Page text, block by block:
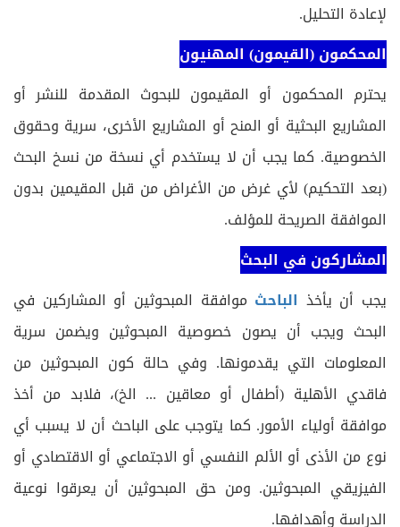
لإعادة التحليل.
المحكمون (القيمون) المهنيون
يحترم المحكمون أو المقيمون للبحوث المقدمة للنشر أو
المشاريع البحثية أو المنح أو المشاريع الأخرى، سرية وحقوق
الخصوصية. كما يجب أن لا يستخدم أي نسخة من نسخ البحث
(بعد التحكيم) لأي غرض من الأغراض من قبل المقيمين بدون
الموافقة الصريحة للمؤلف.
المشاركون في البحث
يجب أن يأخذ الباحث موافقة المبحوثين أو المشاركين في
البحث ويجب أن يصون خصوصية المبحوثين ويضمن سرية
المعلومات التي يقدمونها. وفي حالة كون المبحوثين من
فاقدي الأهلية (أطفال أو معاقين ... الخ)، فلابد من أخذ
موافقة أولياء الأمور. كما يتوجب على الباحث أن لا يسبب أي
نوع من الأذى أو الألم النفسي أو الاجتماعي أو الاقتصادي أو
الفيزيقي المبحوثين. ومن حق المبحوثين أن يعرقوا نوعية
الدراسة وأهدافها.